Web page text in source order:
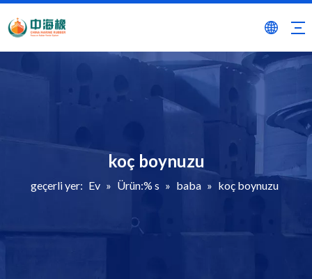
koç boynuzu
geçerli yer: Ev » Ürün:% s » baba » koç boynuzu